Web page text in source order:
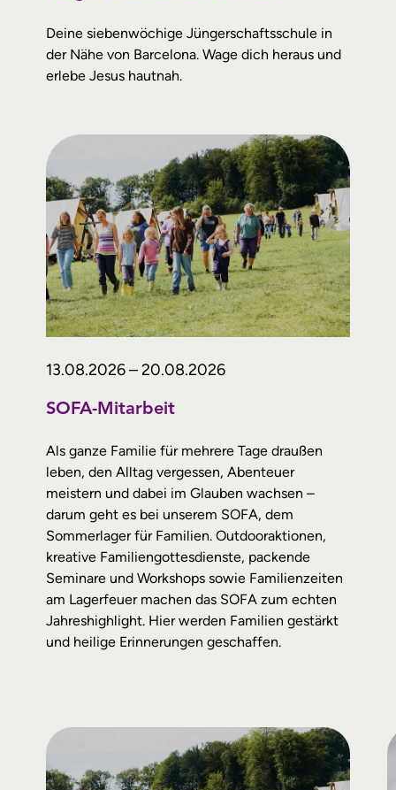
Deine siebenwöchige Jüngerschaftsschule in
der Nähe von Barcelona. Wage dich heraus und
erlebe Jesus hautnah.
13.08.2026 – 20.08.2026
SOFA-Mitarbeit
Als ganze Familie für mehrere Tage draußen
leben, den Alltag vergessen, Abenteuer
meistern und dabei im Glauben wachsen –
darum geht es bei unserem SOFA, dem
Sommerlager für Familien. Outdooraktionen,
kreative Familiengottesdienste, packende
Seminare und Workshops sowie Familienzeiten
am Lagerfeuer machen das SOFA zum echten
Jahreshighlight. Hier werden Familien gestärkt
und heilige Erinnerungen geschaffen.